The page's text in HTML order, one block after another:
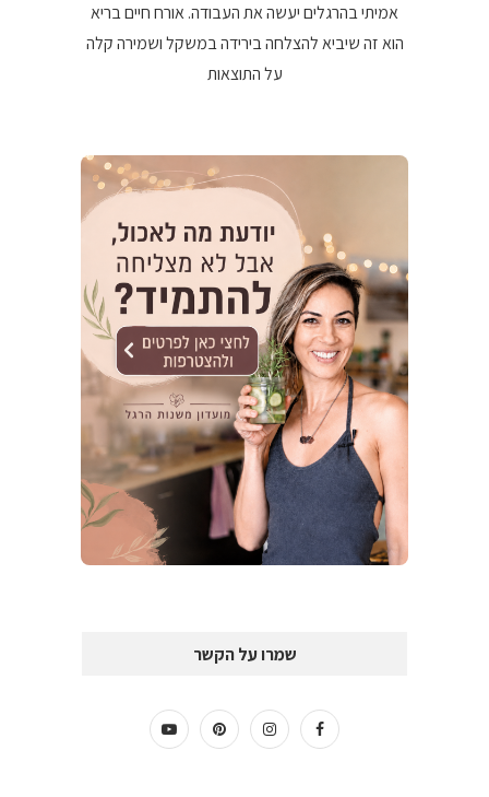
אמיתי בהרגלים יעשה את העבודה. אורח חיים בריא
הוא זה שיביא להצלחה בירידה במשקל ושמירה קלה
על התוצאות
שמרו על הקשר